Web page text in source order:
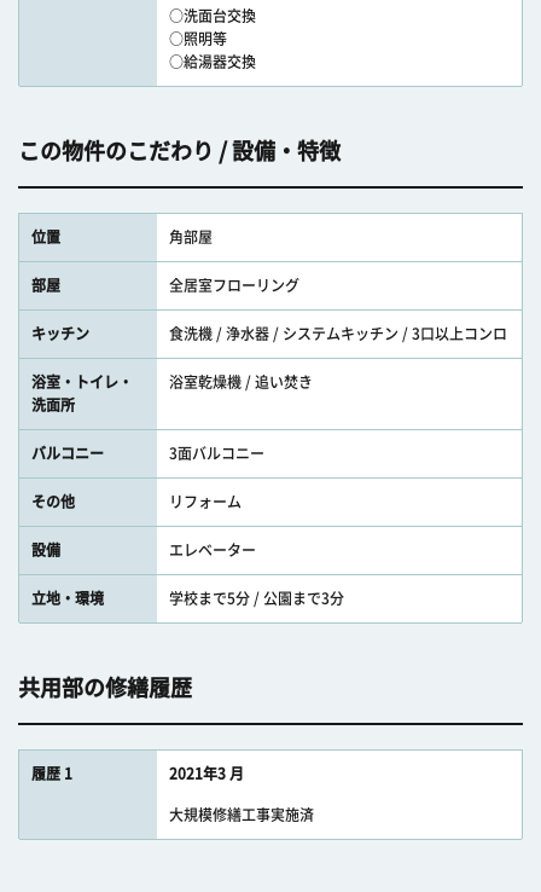
○洗面台交換
○照明等
○給湯器交換
この物件のこだわり / 設備・特徴
位置 角部屋
部屋 全居室フローリング
キッチン 食洗機 / 浄水器 / システムキッチン / 3口以上コンロ
浴室・トイレ・
洗面所
浴室乾燥機 / 追い焚き
バルコニー 3面バルコニー
その他 リフォーム
設備 エレベーター
立地・環境 学校まで5分 / 公園まで3分
共用部の修繕履歴
履歴 1 2021年3 月
大規模修繕工事実施済